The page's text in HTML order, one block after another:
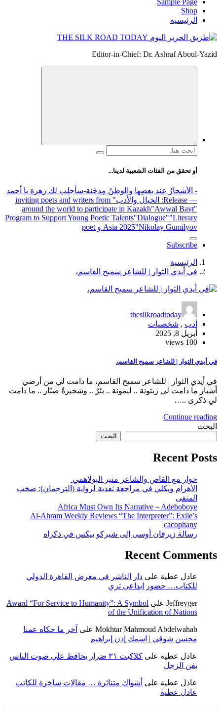
Sample Page
Shop
الرئيسية
Editor-in-Chief: Dr. Ashraf Aboul-Yazid
البحث
أو تحقق من الفئات الشعبية لدينا...
- الأشجارُ عند بعضِها والوطنُ مِدخَنة-سأجلب لك زهرة يا أحمد
— Release
: الخيال والأدب
" inviting poets and writers from
around the world to participate in Kazakh"Awwal Bayt"
Program to Support Young Poetic Talents"Dialogue""Literary
Asia 2025"Nikolay Gumilyov و poet
Subscribe
الرئيسية
في أيدي الثوار | للشاعر سميح القاسم،
thesilkroadtoday
أدب , شخصيات
أبريل 8, 2025
100 views
في أيدي الثوار | للشاعر سميح القاسم،
في أيدي الثوار | للشاعر سميح القاسم، ما دامت لي من أرضي
أشبار ما دامت لي زيتونة .. ليمونة .. بئرٌ .. وشجيرةُ صبّار .. ما دامت
لي ذكرى ..…
Continue reading
البحث
البحث
Recent Posts
حوار مع القاص والشاعر منير البولاهمي
الأهرام ويكلي في مراجعة نقدية لرواية (الترجمان): صخب
المنفى
Africa Must Own Its Narrative – Adeboboye
Al-Ahram Weekly Reviews “The Interpreter”: Exile’s
cacophany
رسالة زيرفان أوسى إلى شيركو بيكس في ذكراه
Recent Comments
عادل عطية على دار الناشر في معرض القاهرة الدولي
للكتاب… حضور إبداعي ثري
Jeffreyger على Award “For Service to Humanity”: A Symbol
of the Unification of Nations
Mokhtar Mahmoud Abdelwahab على آخر ما حكاه عمنا
محسن شوقي | اسمك إذن إبراهيم
عادل عطية على
كلاكيت ٣١ ضرار يحافظ علي صوت الناس
بفن الزجل
عادل عطية على أشواك متناثرة … مقالات ساخرة للكاتب
عادل عطية